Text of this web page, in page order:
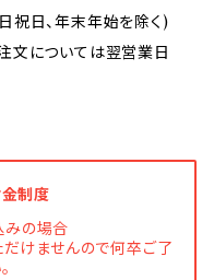
祝日、年末年始を除く)
文については翌営業日
制度
みの場合
けませんので何卒ご了